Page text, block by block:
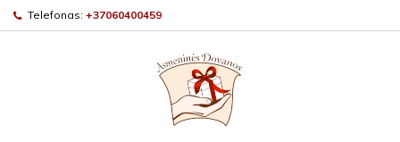
Telefonas: +37060400459